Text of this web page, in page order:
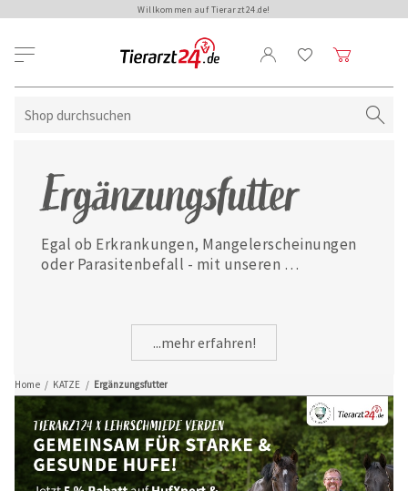
Willkommen auf Tierarzt24.de!
Home / KATZE / Ergänzungsfutter
Ergänzungsfutter
Egal ob Erkrankungen, Mangelerscheinungen
oder Parasitenbefall - mit unseren
...mehr erfahren!